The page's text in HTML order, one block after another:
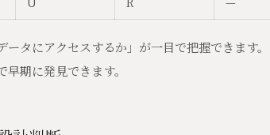
ータにアクセスするか」が一目で把握できます
期に発見できます。